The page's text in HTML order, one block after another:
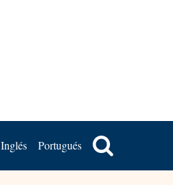
Inglés Portugués